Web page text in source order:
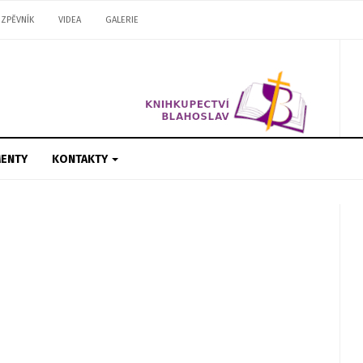
ZPĚVNÍK VIDEA GALERIE
KONTAKTY